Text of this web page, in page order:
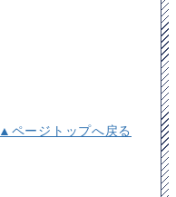
▲ページトップへ戻る